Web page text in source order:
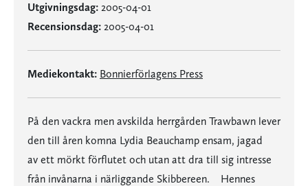
Utgivningsdag: 2005-04-01
Recensionsdag: 2005-04-01
Mediekontakt: Bonnierförlagens Press
På den vackra men avskilda herrgården Trawbawn lever
den till åren komna Lydia Beauchamp ensam, jagad
av ett mörkt förflutet och utan att dra till sig intresse
från invånarna i närliggande Skibbereen. Hennes